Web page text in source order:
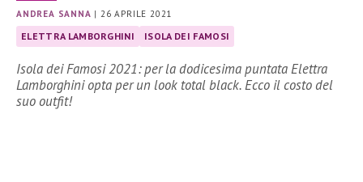
ANDREA SANNA |26 APRILE 2021
ELETTRA LAMBORGHINI ISOLA DEI FAMOSI
Isola dei Famosi 2021: per la dodicesima puntata Elettra
Lamborghini opta per un look total black. Ecco il costo del
suo outfit!